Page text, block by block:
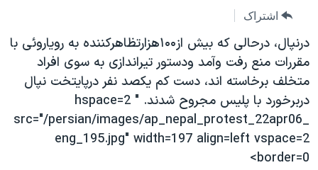
جهش
به
صفحه
اصلی
جهش
جستجو
ایران
آمریکا
جهان
ورزشی
گزیده‌ها
ویژه برنامه‌ها
ویدیوها
برنامه های تلویزیونی
جدول برنامه ها
صفحه‌های ویژه
جام جهانی ۲۰۲۶
عملیات خشم حماسی
۲۵۰سالگی آمریکا
بایگانی برنامه‌های تلویزیونی
فرکانس‌های صدای آمریکا
پخش رادیویی
یادگیری زبان انگلیسی
اشتراک
درنپال، درحالی که بيش از۱۰۰هزارتظاهرکننده به روياروئی با
مقررات منع رفت وآمد ودستور تيراندازی به سوی افراد
متخلف برخاسته اند، دست کم يکصد نفر درپايتخت نپال
دربرخورد با پليس مجروح شدند. " hspace=2
src="/persian/images/ap_nepal_protest_22apr06_
eng_195.jpg" width=197 align=left vspace=2
border=0>